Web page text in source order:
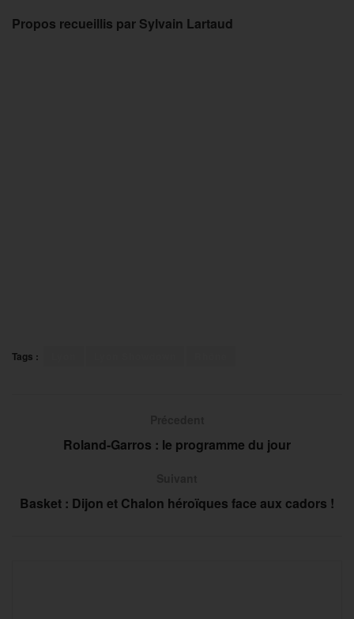
Propos recueillis par Sylvain Lartaud
Tags :
Roland-Garros : le programme du jour
Basket : Dijon et Chalon héroïques face aux cadors !